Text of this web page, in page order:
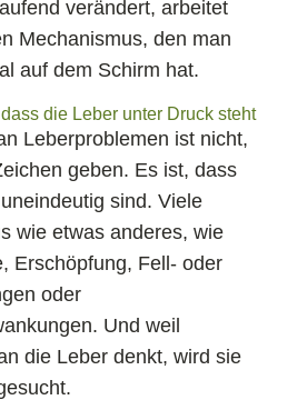
verändert, arbeitet
Mechanismus, den man
auf dem Schirm hat.
die Leber unter Druck steht
Leberproblemen ist nicht,
geben. Es ist, dass
sind. Viele
wie etwas anderes, wie
Erschöpfung, Fell- oder
oder
Und weil
die Leber denkt, wird sie